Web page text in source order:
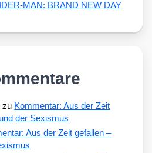
MAN: BRAND NEW DAY
zu Kommentar: Aus der Zeit
der Sexismus
Aus der Zeit gefallen –